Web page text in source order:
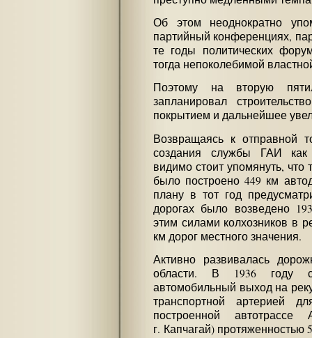
Об этом неоднократно
партийный конференциях,
те годы политических
тогда непоколебимой
Поэтому на вторую
запланировал
покрытием и дальнейшее
Возвращаясь к отправной
создания службы ГАИ как
видимо стоит упомянуть, что
было построено 449 км
плану в тот год
дорогах было возведено
этим силами колхозников в
км дорог местного значения.
Активно развивалась
области. В 1936 году
автомобильный выход на
транспортной артерией
построенной
г. Капчагай) протяженностью